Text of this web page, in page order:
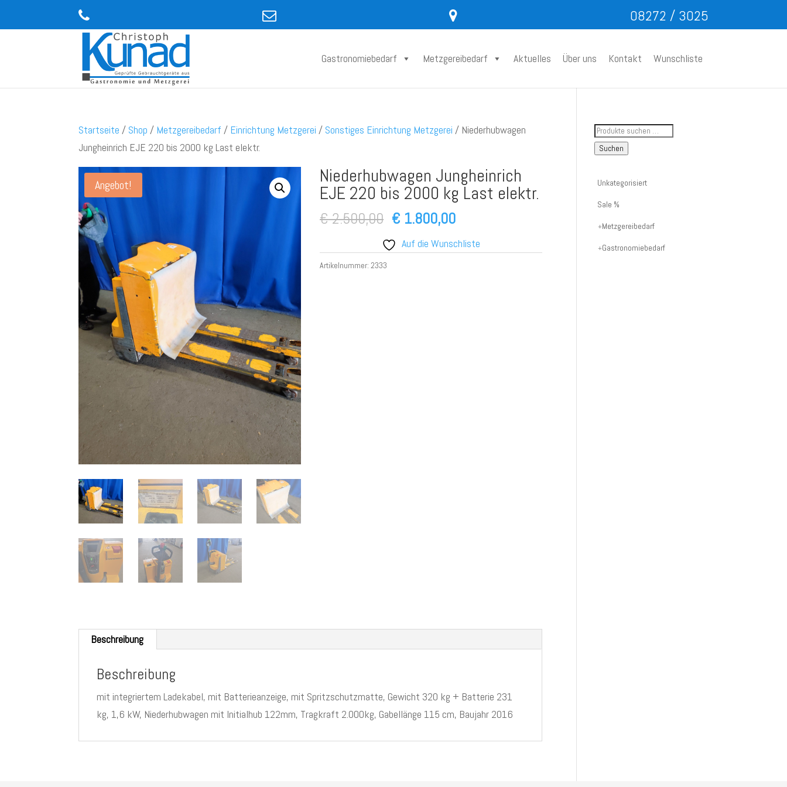
08272 / 3025
Gastronomiebedarf Metzgereibedarf Aktuelles Über uns Kontakt Wunschliste
Startseite / Shop / Metzgereibedarf / Einrichtung Metzgerei / Sonstiges Einrichtung Metzgerei / Niederhubwagen
Jungheinrich EJE 220 bis 2000 kg Last elektr.
Angebot! Niederhubwagen Jungheinrich
EJE 220 bis 2000 kg Last elektr.
€2.500,00 Ursprünglicher
Preis
war:
€ 1.800,00Aktueller
Preis
ist:
Auf die Wunschliste
Artikelnummer:2333
Beschreibung
Beschreibung
mit integriertem Ladekabel, mit Batterieanzeige, mit Spritzschutzmatte, Gewicht 320 kg + Batterie 231
kg, 1,6 kW, Niederhubwagen mit Initialhub 122mm, Tragkraft 2.000kg, Gabellänge 115 cm, Baujahr 2016
Suche
nach
oder
Produktname:
Suchen
Unkategorisiert
Sale %
Metzgereibedarf
Gastronomiebedarf